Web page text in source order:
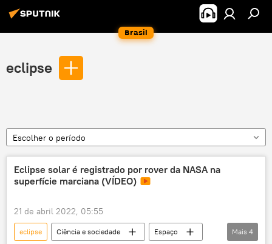
Brasil
eclipse
Escolher o período
Eclipse solar é registrado por rover da NASA na
superfície marciana (VÍDEO)
21 de abril 2022, 05:55
eclipse Ciência e sociedade
Espaço
Mais 4